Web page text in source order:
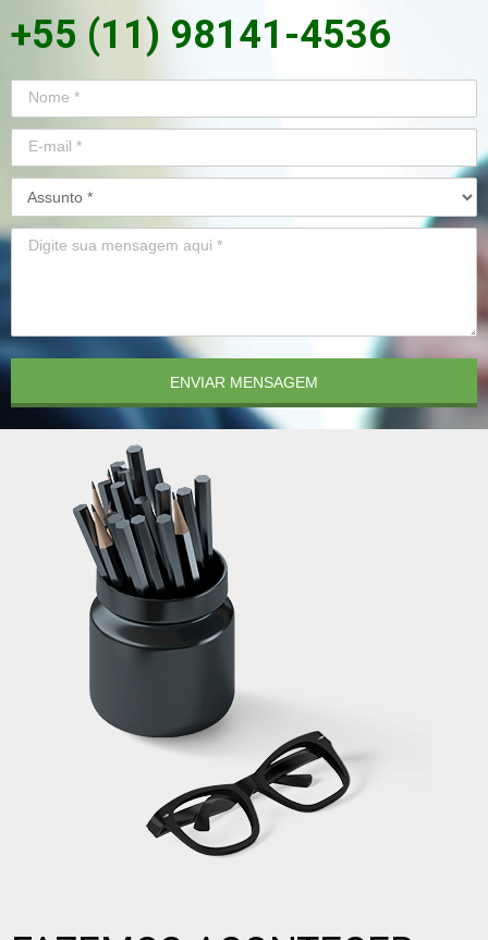
+55 (11) 98141-4536
ENVIAR MENSAGEM